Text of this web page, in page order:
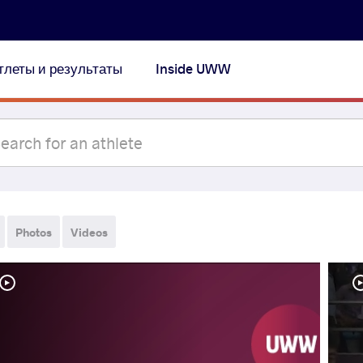
и результаты Inside UWW
Photos Videos